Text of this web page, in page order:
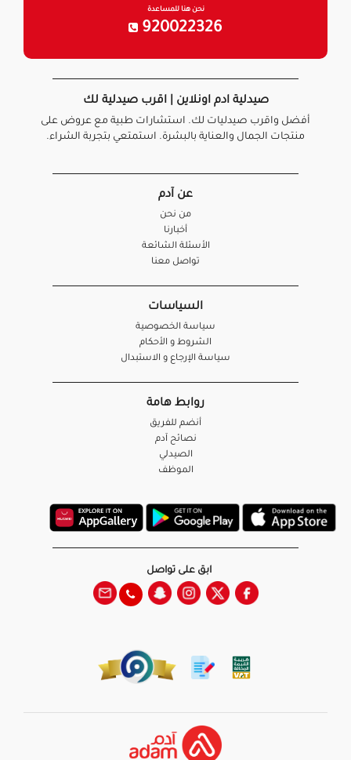
نحن هنا للمساعدة
920022326
صيدلية ادم اونلاين | اقرب صيدلية لك
أفضل واقرب صيدليات لك. استشارات طبية مع عروض على
منتجات الجمال والعناية بالبشرة. استمتعي بتجربة الشراء.
عن آدم
من نحن
أخبارنا
الأسئلة الشائعة
تواصل معنا
السياسات
سياسة الخصوصية
الشروط و الأحكام
سياسة الإرجاع و الاستبدال
روابط هامة
أنضم للفريق
نصائح آدم
الصيدلي
الموظف
ابق على تواصل